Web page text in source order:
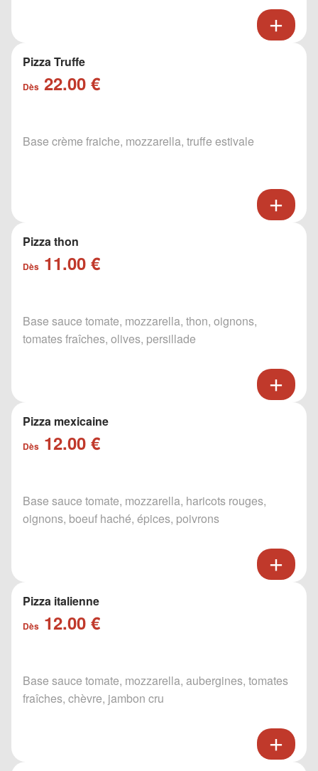
Pizza Truffe
Dès 22.00 €
Base crème fraiche, mozzarella, truffe estivale
Pizza thon
Dès 11.00 €
Base sauce tomate, mozzarella, thon, oignons,
tomates fraîches, olives, persillade
Pizza mexicaine
Dès 12.00 €
Base sauce tomate, mozzarella, haricots rouges,
oignons, boeuf haché, épices, poivrons
Pizza italienne
Dès 12.00 €
Base sauce tomate, mozzarella, aubergines, tomates
fraîches, chèvre, jambon cru